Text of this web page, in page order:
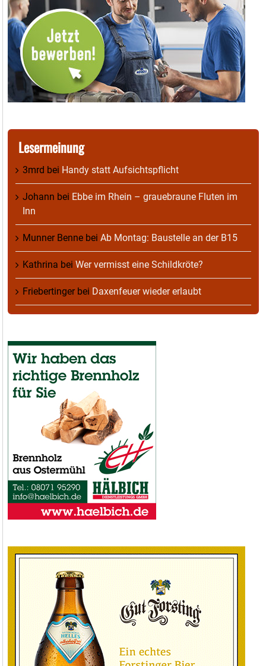
Lesermeinung
3mrd bei Handy statt Aufsichtspflicht
Johann bei Ebbe im Rhein – grauebraune Fluten im
Inn
Munner Benne bei Ab Montag: Baustelle an der B15
Kathrina bei Wer vermisst eine Schildkröte?
Friebertingerbei Daxenfeuer wieder erlaubt